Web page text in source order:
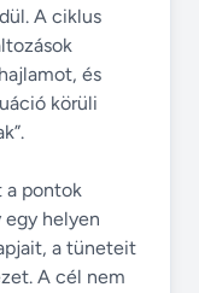
A ciklus
és
körüli
a pontok
egy helyen
a tüneteit
A cél nem